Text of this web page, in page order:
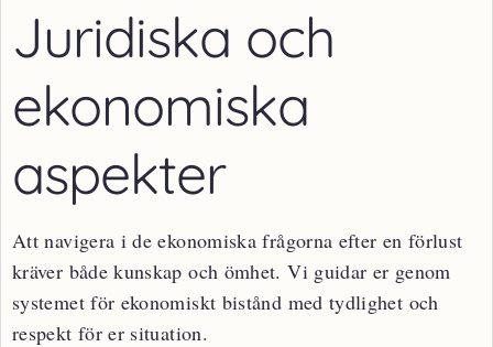
Juridiska och
ekonomiska
aspekter
Att navigera i de ekonomiska frågorna efter en förlust
kräver både kunskap och ömhet. Vi guidar er genom
systemet för ekonomiskt bistånd med tydlighet och
respekt för er situation.